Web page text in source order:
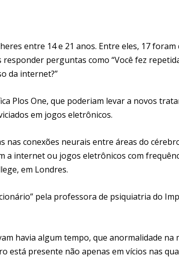
entre 14 e 21 anos. Entre eles, 17 foram
perguntas como “Você fez
da internet?”
Plos One, que poderiam levar a novos
em jogos eletrônicos.
nas conexões neurais entre áreas do
a internet ou jogos eletrônicos com
em Londres.
pela professora de psiquiatria do
havia algum tempo, que anormalidade na
presente não apenas em vícios nas